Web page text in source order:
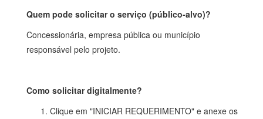
Quem pode solicitar o serviço (público-alvo)?
Concessionária, empresa pública ou município
responsável pelo projeto.
Como solicitar digitalmente?
Clique em "INICIAR REQUERIMENTO" e anexe os